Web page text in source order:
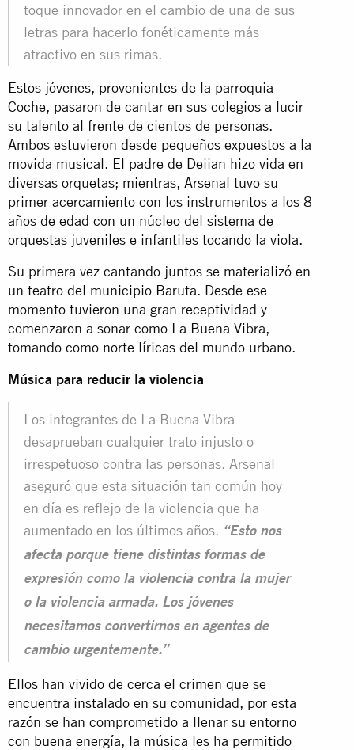
toque innovador en el cambio de una de sus
letras para hacerlo fonéticamente más
atractivo en sus rimas.
Estos jóvenes, provenientes de la parroquia
Coche, pasaron de cantar en sus colegios a lucir
su talento al frente de cientos de personas.
Ambos estuvieron desde pequeños expuestos a la
movida musical. El padre de Deiian hizo vida en
diversas orquetas; mientras, Arsenal tuvo su
primer acercamiento con los instrumentos a los 8
años de edad con un núcleo del sistema de
orquestas juveniles e infantiles tocando la viola.
Su primera vez cantando juntos se materializó en
un teatro del municipio Baruta. Desde ese
momento tuvieron una gran receptividad y
comenzaron a sonar como La Buena Vibra,
tomando como norte líricas del mundo urbano.
Música para reducir la violencia
Los integrantes de La Buena Vibra
desaprueban cualquier trato injusto o
irrespetuoso contra las personas. Arsenal
aseguró que esta situación tan común hoy
en día es reflejo de la violencia que ha
aumentado en los últimos años. “Esto nos
afecta porque tiene distintas formas de
expresión como la violencia contra la mujer
o la violencia armada. Los jóvenes
necesitamos convertirnos en agentes de
cambio urgentemente.”
Ellos han vivido de cerca el crimen que se
encuentra instalado en su comunidad, por esta
razón se han comprometido a llenar su entorno
con buena energía, la música les ha permitido